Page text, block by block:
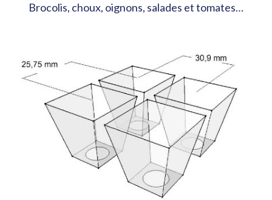
Brocolis, choux, oignons, salades et tomates…